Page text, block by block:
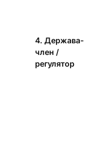
4. Держава-
член /
регулятор